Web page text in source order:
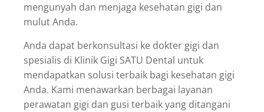
mengunyah dan menjaga kesehatan gigi dan
mulut Anda.
Anda dapat berkonsultasi ke dokter gigi dan
spesialis di Klinik Gigi SATU Dental untuk
mendapatkan solusi terbaik bagi kesehatan gigi
Anda. Kami menawarkan berbagai layanan
perawatan gigi dan gusi terbaik yang ditangani